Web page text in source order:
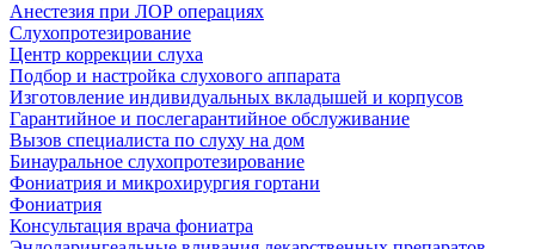
Анестезия при ЛОР операциях
Слухопротезирование
Центр коррекции слуха
Подбор и настройка слухового аппарата
Изготовление индивидуальных вкладышей и корпусов
Гарантийное и послегарантийное обслуживание
Вызов специалиста по слуху на дом
Бинауральное слухопротезирование
Фониатрия и микрохирургия гортани
Фониатрия
Консультация врача фониатра